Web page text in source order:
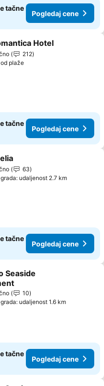
tačne
Pogledaj cene
u favorite
Hotel
212
plaže
tačne
Pogledaj cene
u favorite
63
udaljenost 2.7 km
tačne
Pogledaj cene
u favorite
Seaside
cene10
udaljenost 1.6 km
tačne
Pogledaj cene